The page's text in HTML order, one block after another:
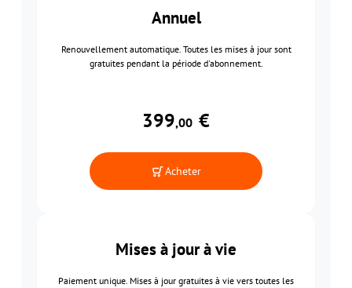
Annuel
Renouvellement automatique. Toutes les mises à jour sont
gratuites pendant la période d'abonnement.
399,00 €
Acheter
Mises à jour à vie
Paiement unique. Mises à jour gratuites à vie vers toutes les